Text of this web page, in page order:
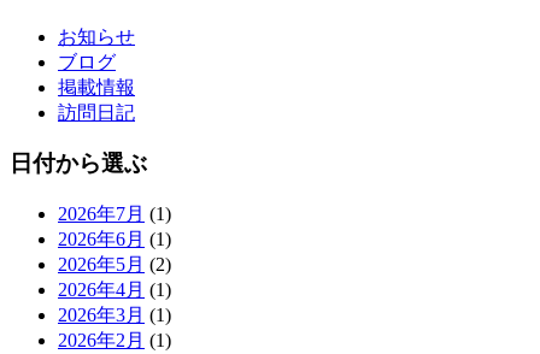
お知らせ
ブログ
掲載情報
訪問日記
日付から選ぶ
2026年7月 (1)
2026年6月 (1)
2026年5月 (2)
2026年4月 (1)
2026年3月 (1)
2026年2月 (1)